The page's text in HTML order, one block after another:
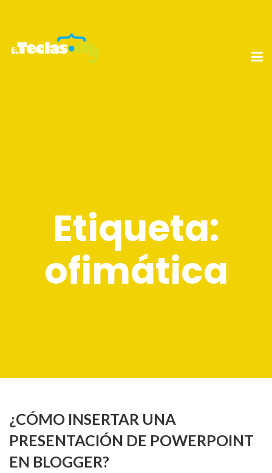
Etiqueta:
ofimática
¿CÓMO INSERTAR UNA
PRESENTACIÓN DE POWERPOINT
EN BLOGGER?